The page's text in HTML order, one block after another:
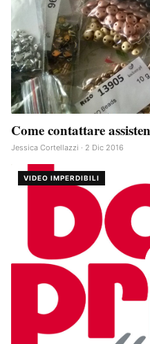
Come contattare
Jessica Cortellazzi · 2 Dic 2016
VIDEO IMPERDIBILI